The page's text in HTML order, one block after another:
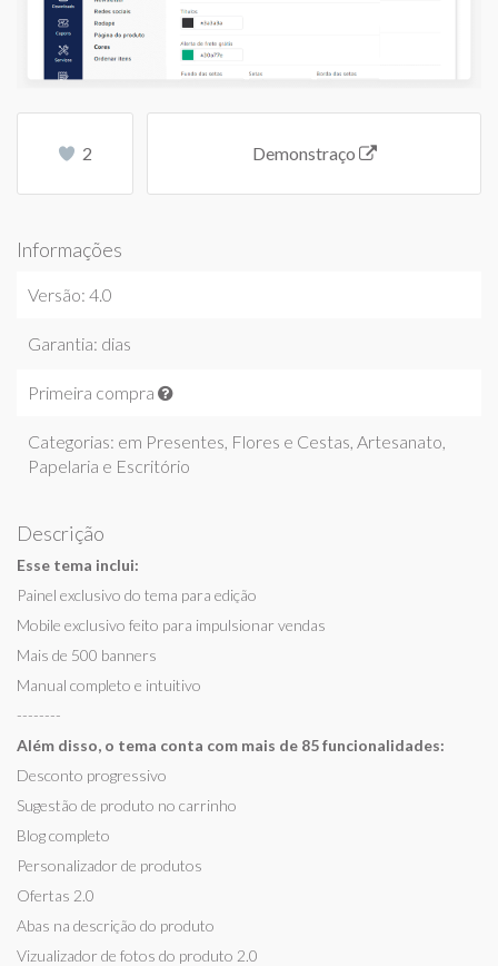
2 Demonstraço
Informações
Versão: 4.0
Garantia: dias
Primeira compra
Categorias: em Presentes, Flores e Cestas Artesanato
Papelaria e Escritório
Descrição
Esse tema inclui:
Painel exclusivo do tema para edição
Mobile exclusivo feito para impulsionar vendas
Mais de 500 banners
Manual completo e intuitivo
--------
Além disso, o tema conta com mais de 85 funcionalidades:
Desconto progressivo
Sugestão de produto no carrinho
Blog completo
Personalizador de produtos
Ofertas 2.0
Abas na descrição do produto
Vizualizador de fotos do produto 2.0